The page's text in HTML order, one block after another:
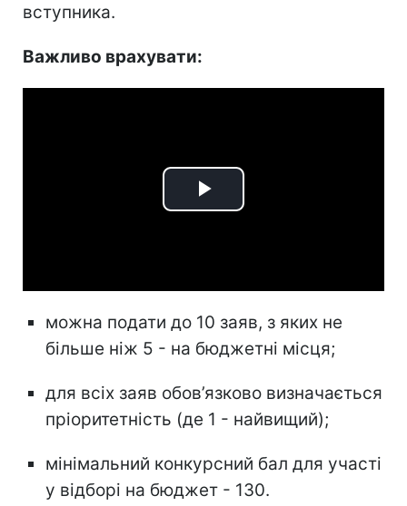
вступника.
Важливо врахувати:
Play
можна подати до 10 заяв, з яких не
більше ніж 5 - на бюджетні місця;
для всіх заяв обов’язково визначається
пріоритетність (де 1 - найвищий);
мінімальний конкурсний бал для участі
у відборі на бюджет - 130.